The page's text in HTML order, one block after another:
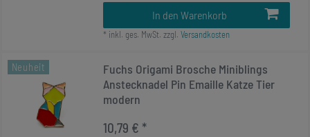
In den Warenkorb
* inkl. ges. MwSt. zzgl. Versandkosten
Neuheit
Fuchs Origami Brosche Miniblings
Anstecknadel Pin Emaille Katze Tier
modern
10,79 € *